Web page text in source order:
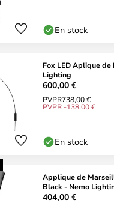
En stock
Fox LED Aplique
Lighting
600,00 €
PVPR738,00 €
PVPR -138,00 €
En stock
Applique de
Black - Nemo
404,00 €